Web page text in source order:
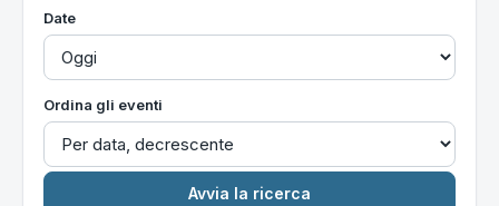
Date
Ordina gli eventi